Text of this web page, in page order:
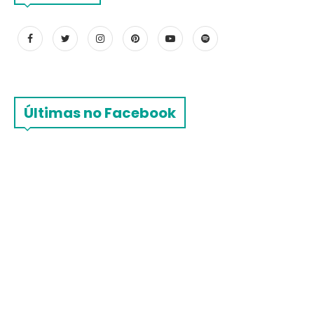
Últimas no Facebook